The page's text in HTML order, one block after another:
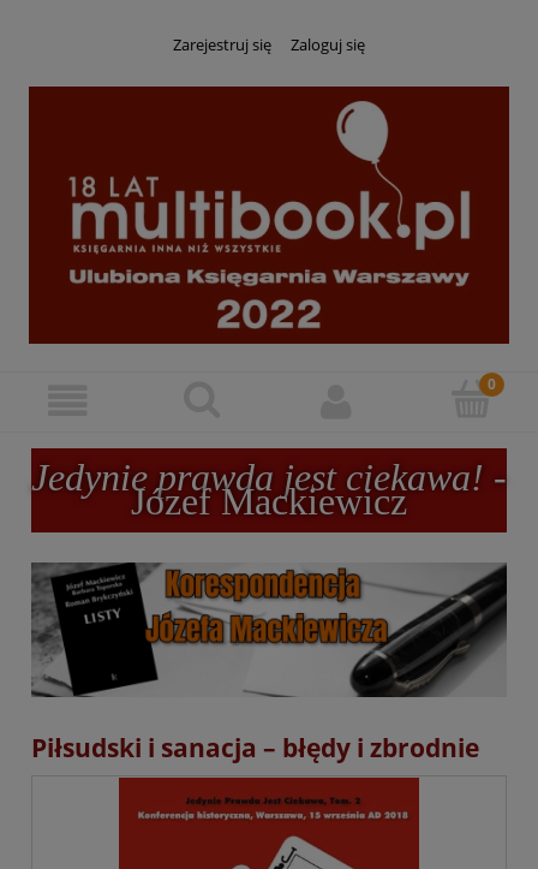
Zarejestruj się Zaloguj się
Jedynie prawda jest ciekawa! -
Józef Mackiewicz
Piłsudski i sanacja – błędy i zbrodnie